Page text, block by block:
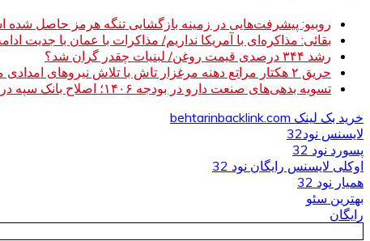
روبیو: پیشرفت‌هایی در زمینه بازگشایی تنگه هرمز حاصل
بقائی: مذاکره‌ای با آمریکا نداریم/ مذاکرات با عمان با جدیت
رشد ۳۴۴ درصدی قیمت روغن/ لبنیات چقدر گران شد؟
حریق ۲ هکتار مراتع دهنه مرغزار تاش با تلاش نیروهای امدادی مهار شد
تسویه بدهی‌های صنعت دارو در بودجه ۱۴۰۶؛ اصلاح بانک سپه در دستور کار
خرید بک لینک behtarinbacklink.com
لایسنس نود32
پسورد نود 32
اوکلی لایسنس رایگان نود 32
همیار نود 32
بهترین سئو
رایگان